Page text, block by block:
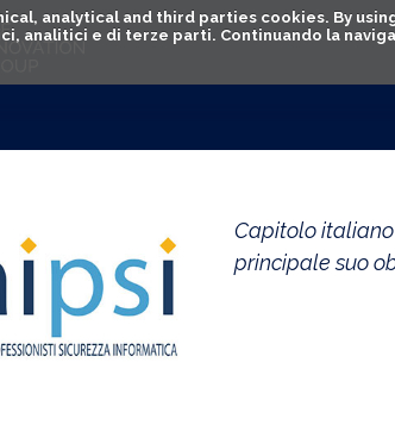
analytical and third parties cookies. By
analitici e di terze parti. Continuando la
Capitolo italiano
principale suo